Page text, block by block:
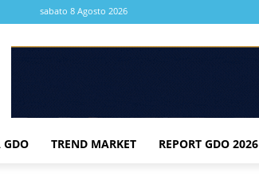
sabato 8 Agosto 2026
GDO TREND MARKET REPORT GDO 2026